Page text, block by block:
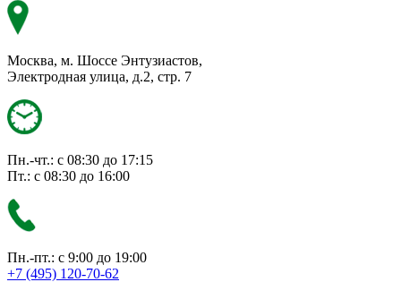
Москва, м. Шоссе Энтузиастов,
Электродная улица, д.2, стр. 7
Пн.-чт.: с 08:30 до 17:15
Пт.: с 08:30 до 16:00
Пн.-пт.: с 9:00 до 19:00
+7 (495) 120-70-62